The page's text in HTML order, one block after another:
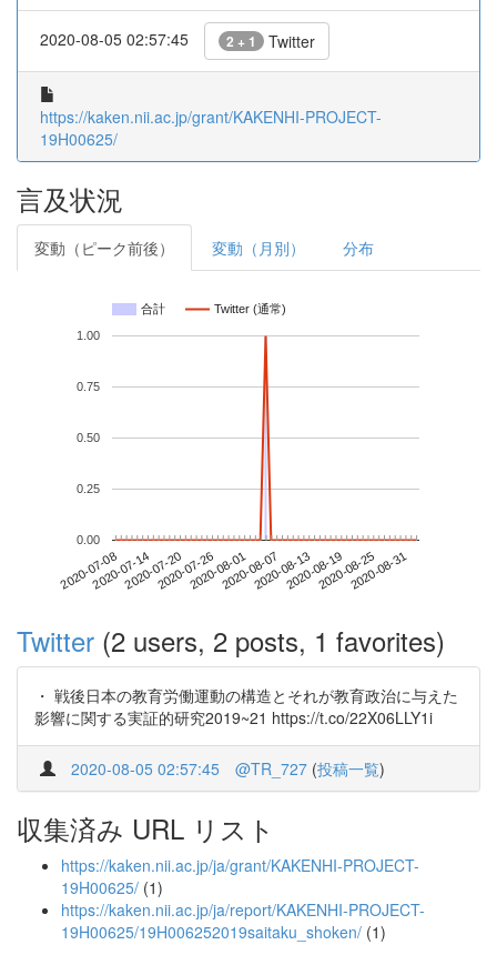
2020-08-05 02:57:45 2 + 1 Twitter
https://kaken.nii.ac.jp/grant/KAKENHI-PROJECT-
19H00625/
言及状況
変動（ピーク前後） 変動（月別） 分布
合計 Twitter (通常)
2020-07-082020-07-142020-07-202020-07-262020-08-012020-08-072020-08-132020-08-192020-08-252020-08-31
0.00
0.25
0.50
0.75
1.00
Twitter (2 users, 2 posts, 1 favorites)
・ 戦後日本の教育労働運動の構造とそれが教育政治に与えた
影響に関する実証的研究2019~21 https://t.co/22X06LLY1i
2020-08-05 02:57:45 @TR_727 (投稿一覧)
収集済み URL リスト
https://kaken.nii.ac.jp/ja/grant/KAKENHI-PROJECT-
19H00625/ (1)
https://kaken.nii.ac.jp/ja/report/KAKENHI-PROJECT-
19H00625/19H006252019saitaku_shoken/ (1)